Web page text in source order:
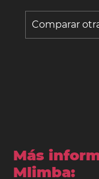
Comparar
Más
Mlimba: